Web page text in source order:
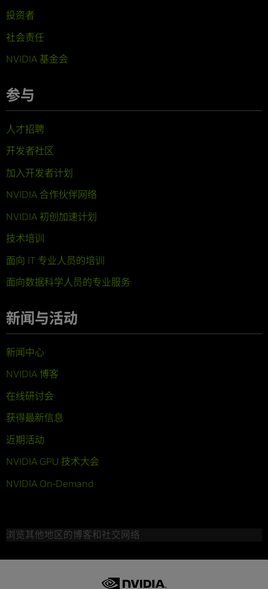
投资者
社会责任
NVIDIA 基金会
参与
人才招聘
开发者社区
加入开发者计划
NVIDIA 合作伙伴网络
NVIDIA 初创加速计划
技术培训
面向 IT 专业人员的培训
面向数据科学人员的专业服务
新闻与活动
新闻中心
NVIDIA 博客
在线研讨会
获得最新信息
近期活动
NVIDIA GPU 技术大会
NVIDIA On-Demand
浏览其他地区的博客和社交网络